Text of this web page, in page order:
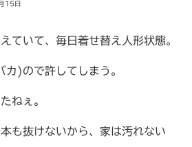
15日
ていて、毎日着せ替え人形状態。
)ので許してしまう。
ねぇ。
も抜けないから、家は汚れない